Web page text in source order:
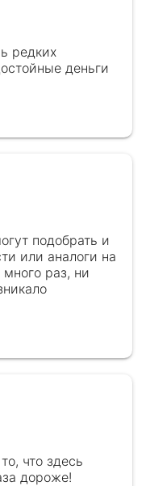
редких
деньги
подобрать и
или аналоги на
раз, ни
что здесь
дороже!